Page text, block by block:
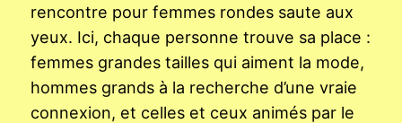
rencontre pour femmes rondes saute aux
yeux. Ici, chaque personne trouve sa place :
femmes grandes tailles qui aiment la mode,
hommes grands à la recherche d’une vraie
connexion, et celles et ceux animés par le